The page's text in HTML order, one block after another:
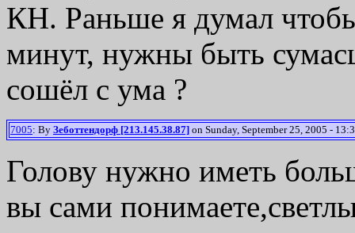
КН. Раньше я думал
минут, нужны быть
сошёл с ума ?
7005: By Зеботтендорф [213.145.38.87] on Sunday, September 25, 2005 -
Голову нужно иметь
вы сами